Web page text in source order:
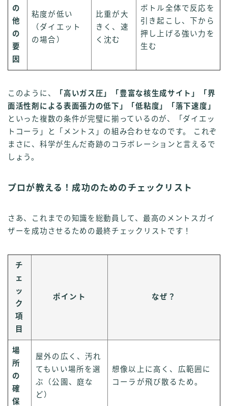
の
他
の
要
因
粘度が低い
（ダイエット
の場合）
比重が大
きく、速
く沈む
ボトル全体で反応を
引き起こし、下から
押し上げる強い力を
生む
このように、
「高いガス圧」「豊富な核生成サイト」「界
面活性剤による表面張力の低下」「低粘度」「落下速度」
といった複数の条件が完璧に揃っているのが、「ダイエッ
トコーラ」と「メントス」の組み合わせなのです。 これぞ
まさに、科学が生んだ奇跡のコラボレーションと言えるで
しょう。
プロが教える！成功のためのチェックリスト
さあ、これまでの知識を総動員して、最高のメントスガイ
ザーを成功させるための最終チェックリストです！
チ
ェ
ッ
ク
項
目
ポイント なぜ？
場
所
の
確
保
屋外の広く、汚れ
てもいい場所を選
ぶ（公園、庭な
ど）
想像以上に高く、広範囲に
コーラが飛び散るため。